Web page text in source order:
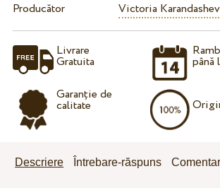
Producător
Victoria
Livrare
Gratuita
Garanție de
calitate
până
Descriere Întrebare-răspuns